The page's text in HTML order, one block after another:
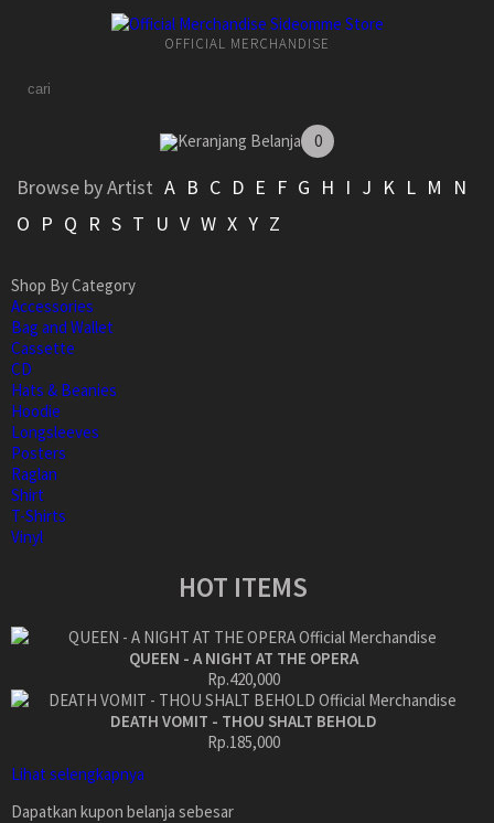
OFFICIAL MERCHANDISE
Keranjang Belanja 0
Browse by Artist A B C D E F G H I J K L M
N
O P Q R S T U V W X Y Z
Shop By Category
Accessories
Bag and Wallet
Cassette
CD
Hats & Beanies
Hoodie
Longsleeves
Posters
Raglan
Shirt
T-Shirts
Vinyl
HOT ITEMS
QUEEN - A NIGHT AT THE OPERA
Rp.420,000
DEATH VOMIT - THOU SHALT BEHOLD
Rp.185,000
Lihat selengkapnya
Dapatkan kupon belanja sebesar